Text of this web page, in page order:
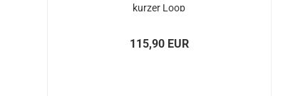
kur­zer Loop
115,90 EUR